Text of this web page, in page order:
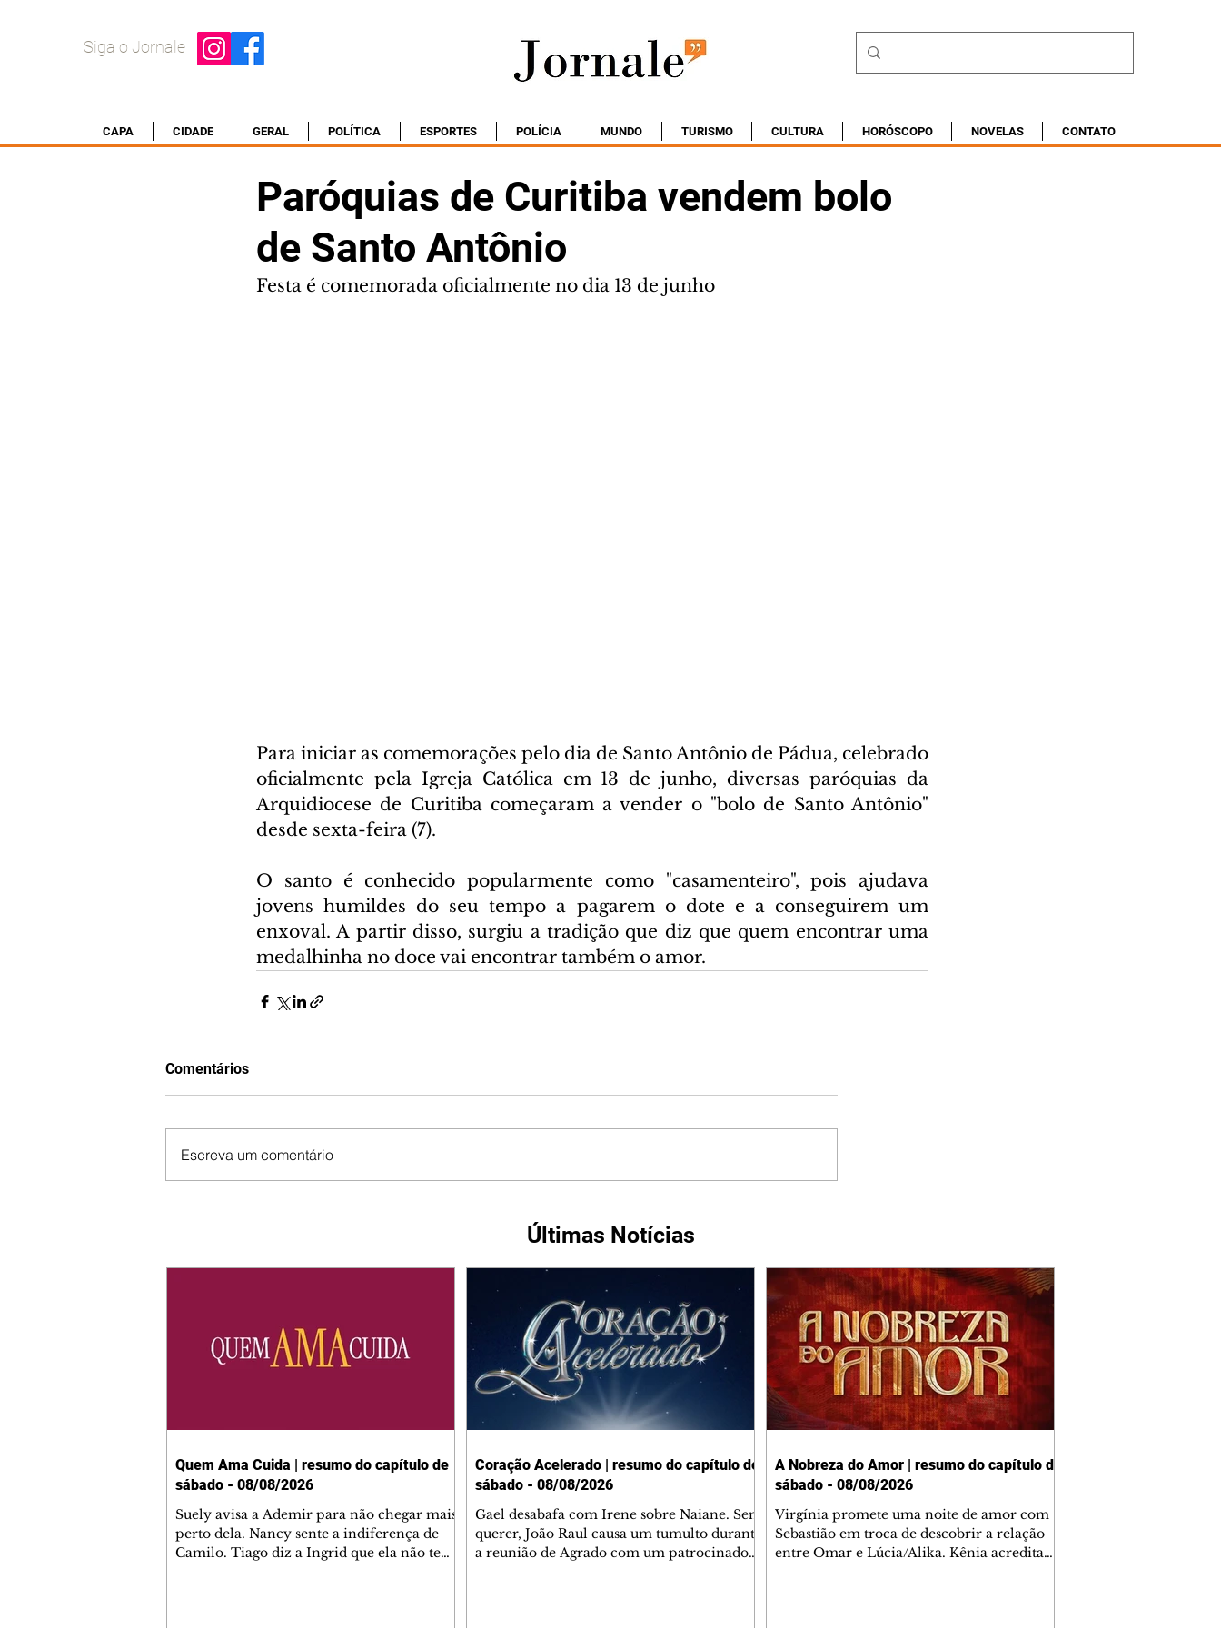
Siga o Jornale
CAPA CIDADE GERAL POLÍTICA ESPORTES POLÍCIA MUNDO TURISMO CULTURA HORÓSCOPO NOVELAS CONTATO
Paróquias de Curitiba vendem bolo
de Santo Antônio
Festa é comemorada oficialmente no dia 13 de junho
Para iniciar as comemorações pelo dia de Santo Antônio de Pádua, celebrado
oficialmente pela Igreja Católica em 13 de junho, diversas paróquias da
Arquidiocese de Curitiba começaram a vender o "bolo de Santo Antônio"
desde sexta-feira (7).
O santo é conhecido popularmente como "casamenteiro", pois ajudava
jovens humildes do seu tempo a pagarem o dote e a conseguirem um
enxoval. A partir disso, surgiu a tradição que diz que quem encontrar uma
medalhinha no doce vai encontrar também o amor.
Comentários
Escreva um comentário
Últimas Notícias
Quem Ama Cuida | resumo do capítulo de
sábado - 08/08/2026
Suely avisa a Ademir para não chegar mais
perto dela. Nancy sente a indiferença de
Camilo. Tiago diz a Ingrid que ela não tem
Coração Acelerado | resumo do capítulo de
sábado - 08/08/2026
Gael desabafa com Irene sobre Naiane. Sem
querer, João Raul causa um tumulto durante
a reunião de Agrado com um patrocinador.
A Nobreza do Amor | resumo do capítulo de
sábado - 08/08/2026
Virgínia promete uma noite de amor com
Sebastião em troca de descobrir a relação
entre Omar e Lúcia/Alika. Kênia acredita